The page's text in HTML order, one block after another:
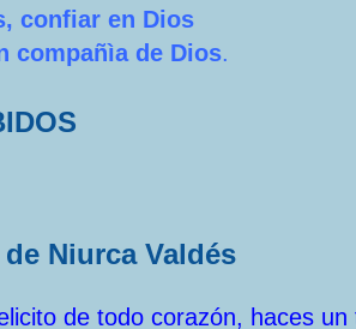
confiar en Dios
compañìa de Dios.
Niurca Valdés
de todo corazón, haces